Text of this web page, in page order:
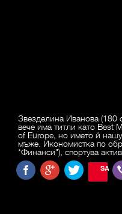
Звезделина Иванова (180
вече има титли като Best
of Europe, но името й
мъже. Икономистка по
*Финанси"), спортува
SAVE